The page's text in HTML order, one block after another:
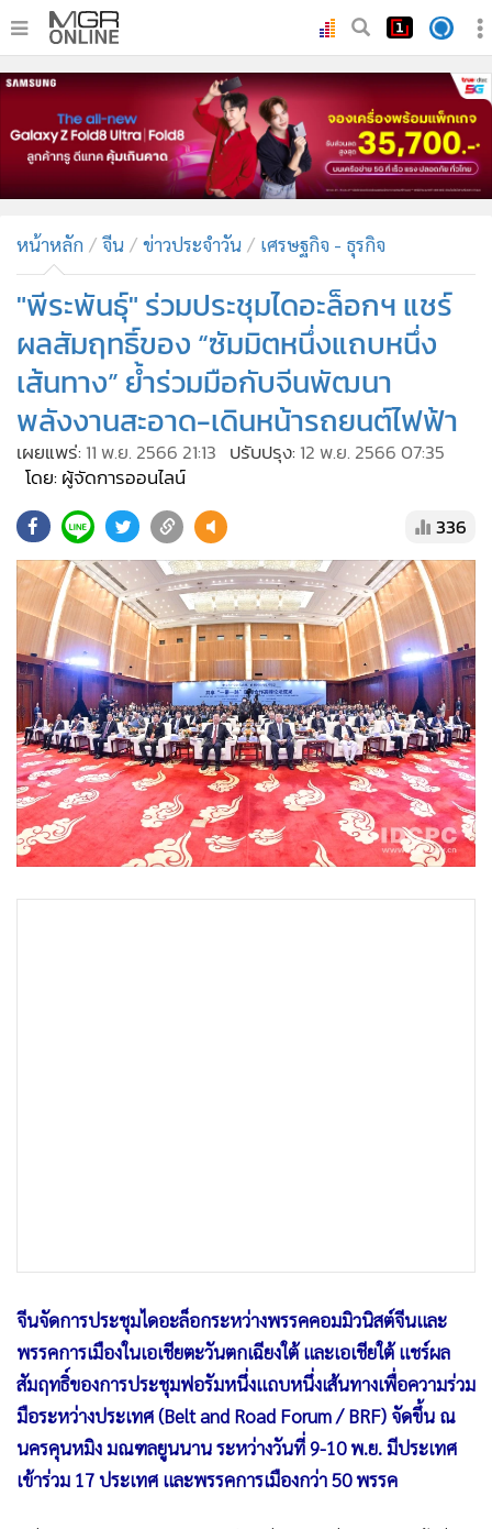
• หน้าหลัก
ทันเหตุการณ์
ภาคใต้
• ภูมิภาค
• บันเทิง
ผู้จัดการรายวัน
คอลัมนิสต์
• ละคร
• CbizReview
• Cyber BIZ
• ผู้จัดกวน
Good health & Well-being
• Green Innovation & SD
• Management & HR
MGR Live
Infographic
• การเมือง
• ท่องเที่ยว
• กีฬา
• ต่างประเทศ
• Special Scoop
• เศรษฐกิจ-ธุรกิจ
• จีน
• ชุมชน-คุณภาพชีวิต
• ญี่ปุ่น
• News1
• Gotomanager
หน้าหลัก จีน ข่าวประจำวัน เศรษฐกิจ - ธุรกิจ
"พีระพันธุ์" ร่วมประชุมไดอะล็อกฯ แชร์
ผลสัมฤทธิ์ของ “ซัมมิตหนึ่งแถบหนึ่ง
เส้นทาง” ย้ำร่วมมือกับจีนพัฒนา
พลังงานสะอาด-เดินหน้ารถยนต์ไฟฟ้า
เผยแพร่: 11 พ.ย. 2566 21:13 ปรับปรุง: 12 พ.ย. 2566 07:35
โดย: ผู้จัดการออนไลน์
336
จีนจัดการประชุมไดอะล็อกระหว่างพรรคคอมมิวนิสต์จีนและ
พรรคการเมืองในเอเชียตะวันตกเฉียงใต้ และเอเชียใต้ แชร์ผล
สัมฤทธิ์ของการประชุมฟอรัมหนึ่งแถบหนึ่งเส้นทางเพื่อความร่วม
มือระหว่างประเทศ (Belt and Road Forum / BRF) จัดขึ้น ณ
นครคุนหมิง มณฑลยูนนาน ระหว่างวันที่ 9-10 พ.ย. มีประเทศ
เข้าร่วม 17 ประเทศ และพรรคการเมืองกว่า 50 พรรค